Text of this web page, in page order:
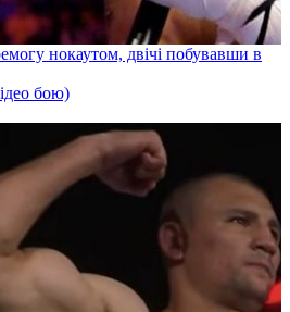
нокаутом, двічі побувавши в
бою)